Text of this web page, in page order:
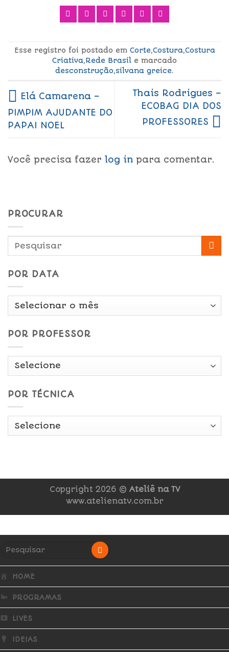
Esse registro foi postado em Corte,Costura,Costura
Criativa,Rede Brasil e marcado
desconstrução,silvana greice.
Elá Camarena –
PIMPIM AJUDANTE DO
PAPAI NOEL
Thais Rodrigues –
ECOBAG DIA DOS
PROFESSORES
Você precisa fazer log in para comentar.
PROCURAR
POR DATA
Por
POR PROFESSOR
POR TÉCNICA
Copyright 2026 © Ateliê na TV
www.atelienatv.com.br
HOME
PROGRAMAS
LIVES
IDEIAS